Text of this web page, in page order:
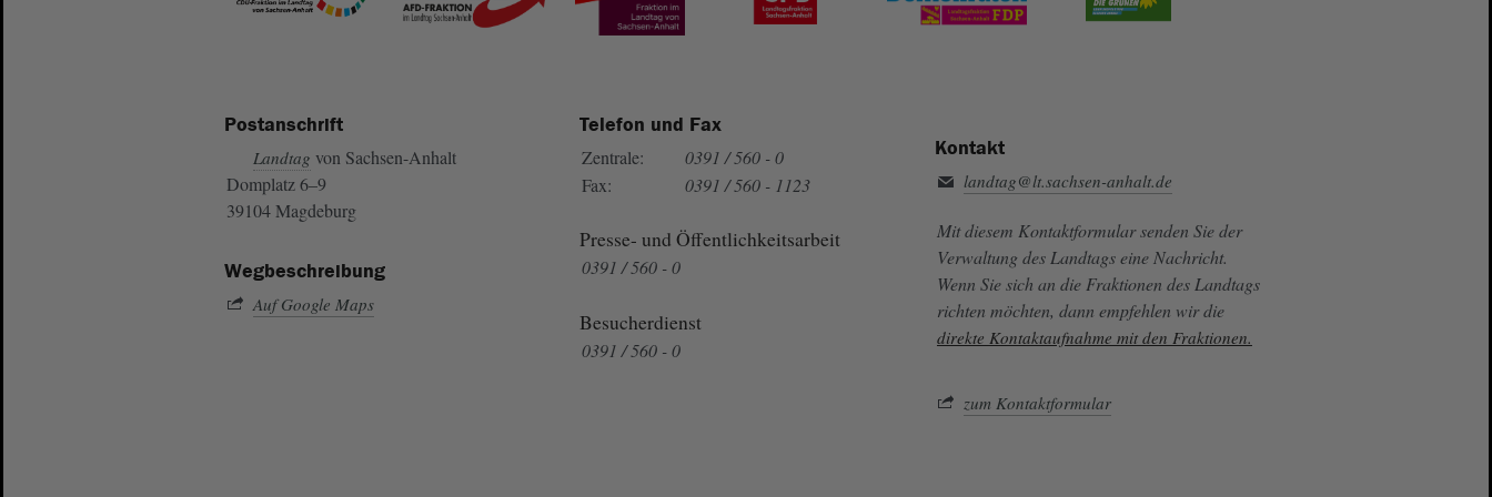
Postanschrift
Landtag von Sachsen-Anhalt
Domplatz 6–9
39104 Magdeburg
Wegbeschreibung
Auf Google Maps
Telefon und Fax
Zentrale:
0391 / 560 - 0
Fax:
0391 / 560 - 1123
Presse- und Öffentlichkeitsarbeit
0391 / 560 - 0
Besucherdienst
0391 / 560 - 0
Kontakt
landtag@lt.sachsen-anhalt.de
Mit diesem Kontaktformular senden Sie der
Verwaltung des Landtags eine Nachricht.
Wenn Sie sich an die Fraktionen des Landtags
richten möchten, dann empfehlen wir die
direkte Kontaktaufnahme mit den Fraktionen.
zum Kontaktformular